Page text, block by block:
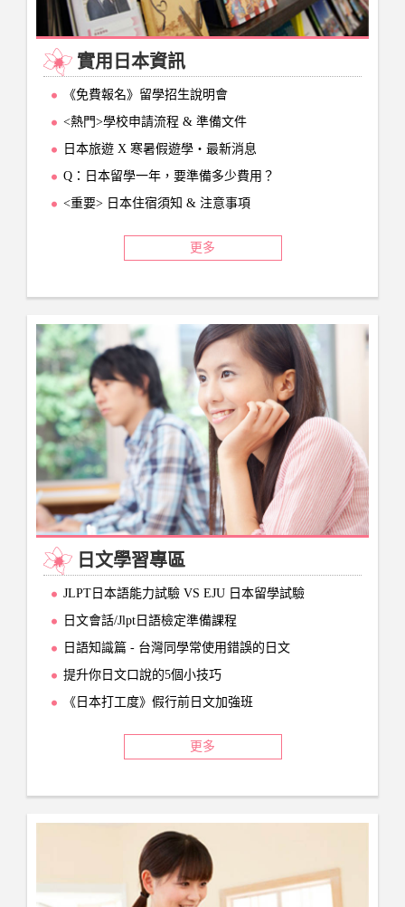
實用日本資訊
《免費報名》留學招生說明會
<熱門>學校申請流程 & 準備文件
日本旅遊 X 寒暑假遊學‧最新消息
Q：日本留學一年，要準備多少費用？
<重要> 日本住宿須知 & 注意事項
更多
日文學習專區
JLPT日本語能力試驗 VS EJU 日本留學試驗
日文會話/Jlpt日語檢定準備課程
日語知識篇 - 台灣同學常使用錯誤的日文
提升你日文口說的5個小技巧
《日本打工度》假行前日文加強班
更多